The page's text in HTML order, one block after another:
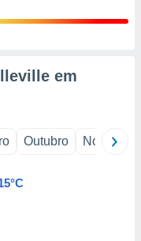
em
Outubro Novembro